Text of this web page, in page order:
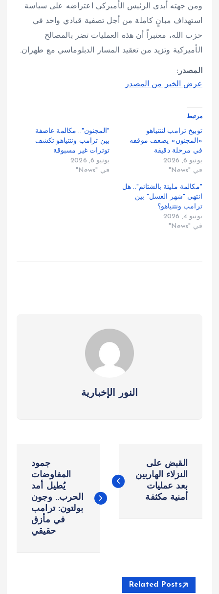
ومن جهته أبدى الرئيس الأميركي اعتراضه على سياسة
استهداف مبانٍ كاملة من أجل تصفية قيادي واحد في
حزب الله، معتبراً أن هذه العمليات تضر بالمصالح
الأميركية وتزيد من تعقيد المسار الدبلوماسي مع طهران.
المصدر:
عرض الخبر من المصدر
مرتبط
توبيخ ترامب لنتنياهو
«المجنون» يضعف موقفه
في مرحلة دقيقة
يونيو 6, 2026
في "News"
"المجنون".. مكالمة عاصفة
بين ترامب ونتنياهو تكشف
توترات غير مسبوقة
يونيو 6, 2026
في "News"
"مكالمة مليئة بالشتائم".. هل
انتهى "شهر العسل" بين
ترامب ونتنياهو؟
يونيو 4, 2026
في "News"
النور الإخبارية
ص
القبض على
النزلاء الهاربين
بعد عمليات
أمنية مكثفة
جمود
المفاوضات
يُطيل أمد
الحرب.. وجون
بولتون: ترامب
في مأزق
حقيقي
Related Posts